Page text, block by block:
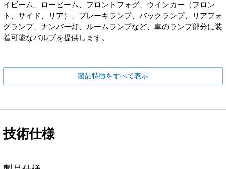
イビーム、ロービーム、フロントフォグ、ウインカー（フロン
ト、サイド、リア）、ブレーキランプ、バックランプ、リアフォ
グランプ、ナンバー灯、ルームランプなど、車のランプ部分に装
着可能なバルブを提供します。
製品特徴をすべて表示
技術仕様